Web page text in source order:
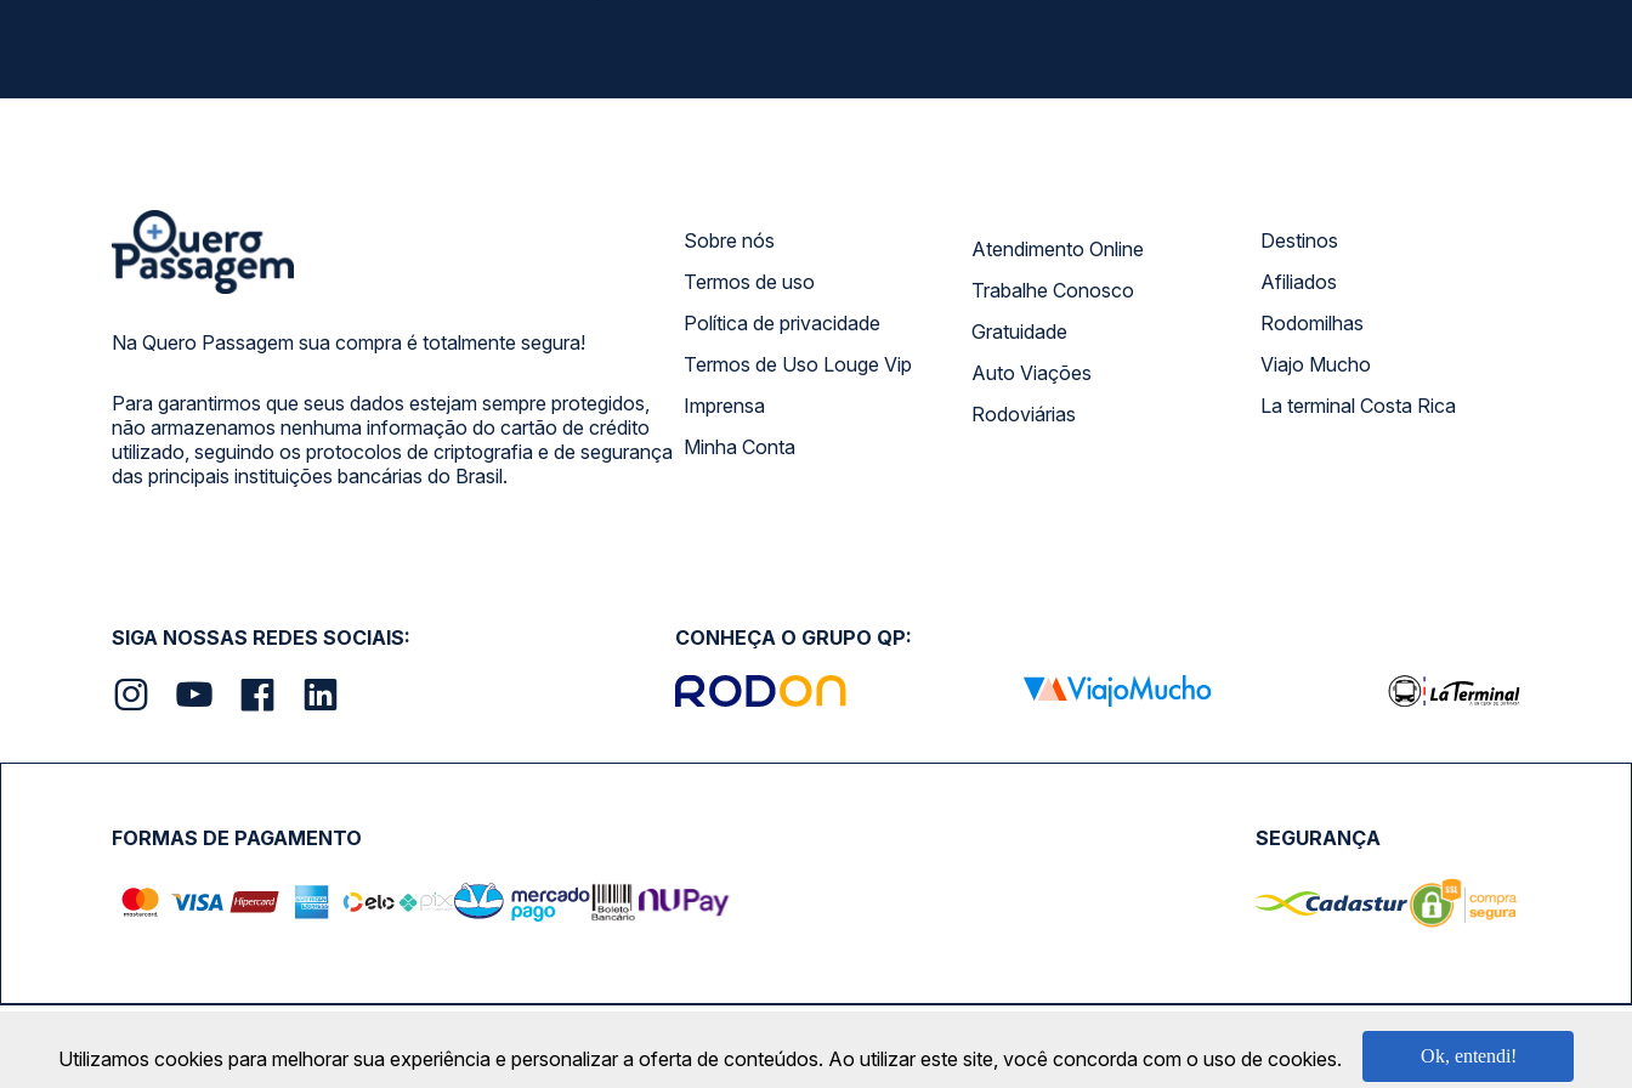
Na Quero Passagem sua compra é totalmente segura!
Para garantirmos que seus dados estejam sempre protegidos,
não armazenamos nenhuma informação do cartão de crédito
utilizado, seguindo os protocolos de criptografia e de segurança
das principais instituições bancárias do Brasil.
Sobre nós
Termos de uso
Política de privacidade
Termos de Uso Louge Vip
Imprensa
Minha Conta
Atendimento Online
Trabalhe Conosco
Gratuidade
Auto Viações
Rodoviárias
Destinos
Afiliados
Rodomilhas
Viajo Mucho
La terminal Costa Rica
SIGA NOSSAS REDES SOCIAIS: CONHEÇA O GRUPO QP:
FORMAS DE PAGAMENTO SEGURANÇA
Calçada das Margaridas, 163 - Sala 02 - Condomínio Centro Comercial Alphaville, Barueri - SP | CEP: 06453-038 | CNPJ: 18.087.991/0001-57 | saconibus@queropassagem.com.br
Utilizamos cookies para melhorar sua experiência e personalizar a oferta de conteúdos. Ao utilizar este site, você concorda com o uso de cookies. Ok, entendi!